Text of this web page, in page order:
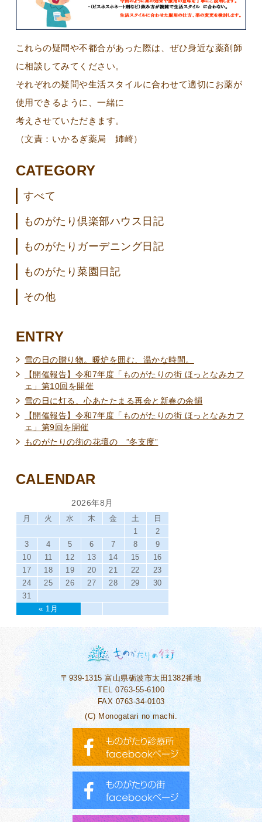
これらの疑問や不都合があった際は、ぜひ身近な薬剤師
に相談してみてください。
それぞれの疑問や生活スタイルに合わせて適切にお薬が
使用できるように、一緒に
考えさせていただきます。
（文責：いかるぎ薬局 姉崎）
CATEGORY
すべて
ものがたり倶楽部ハウス日記
ものがたりガーデニング日記
ものがたり菜園日記
その他
ENTRY
雪の日の贈り物。暖炉を囲む、温かな時間。
【開催報告】令和7年度「ものがたりの街 ほっとなみカフ
ェ」第10回を開催
雪の日に灯る、心あたたまる再会と新春の余韻
【開催報告】令和7年度「ものがたりの街 ほっとなみカフ
ェ」第9回を開催
ものがたりの街の花壇の ”冬支度”
CALENDAR
2026年8月
月 火 水 木 金 土 日
« 1月
1
2
3
4 5 6 7 8
9
10
11 12 13 14 15
16
17
18 19 20 21 22
23
24
25 26 27 28 29
30
31
〒939-1315富山県砺波市太田1382番地
TEL 0763-55-6100
FAX 0763-34-0103
(C) Monogatari no machi.